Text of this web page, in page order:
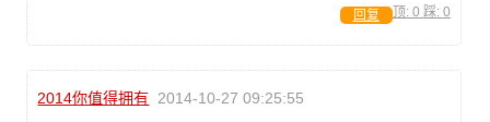
顶: 0 踩: 0
回复
2014你值得拥有 2014-10-27 09:25:55